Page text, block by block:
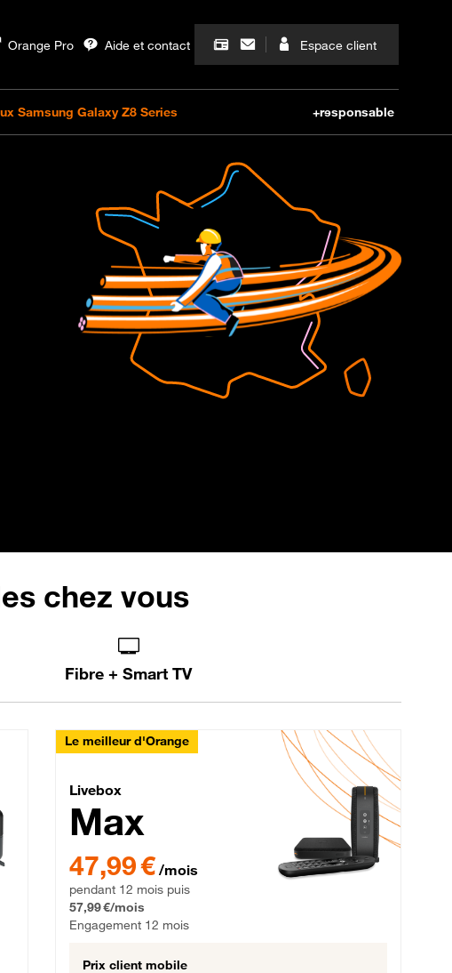
chez vous
Fibre + Smart TV
Engagement 12 mois
Le meilleur d'Orange
Livebox Max Fibre
Livebox
Max
47,99 € par mois pendant 12 mois puis 57,99 € par mois,
47,99 € /mois
pendant 12 mois puis
57,99 €/mois
Engagement 12 mois
Prix client mobile